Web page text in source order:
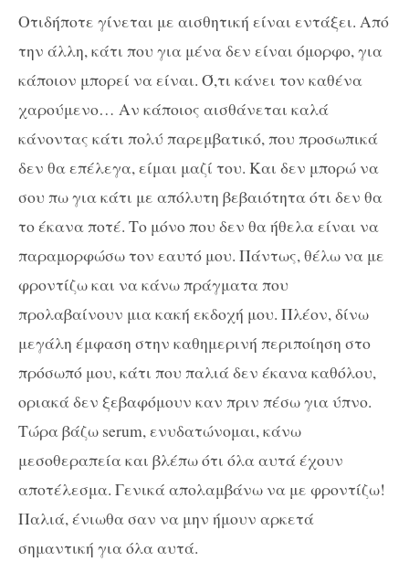
Οτιδήποτε γίνεται με αισθητική είναι εντάξει. Από
την άλλη, κάτι που για μένα δεν είναι όμορφο, για
κάποιον μπορεί να είναι. Ό,τι κάνει τον καθένα
χαρούμενο… Αν κάποιος αισθάνεται καλά
κάνοντας κάτι πολύ παρεμβατικό, που προσωπικά
δεν θα επέλεγα, είμαι μαζί του. Και δεν μπορώ να
σου πω για κάτι με απόλυτη βεβαιότητα ότι δεν θα
το έκανα ποτέ. Το μόνο που δεν θα ήθελα είναι να
παραμορφώσω τον εαυτό μου. Πάντως, θέλω να με
φροντίζω και να κάνω πράγματα που
προλαβαίνουν μια κακή εκδοχή μου. Πλέον, δίνω
μεγάλη έμφαση στην καθημερινή περιποίηση στο
πρόσωπό μου, κάτι που παλιά δεν έκανα καθόλου,
οριακά δεν ξεβαφόμουν καν πριν πέσω για ύπνο.
Τώρα βάζω serum, ενυδατώνομαι, κάνω
μεσοθεραπεία και βλέπω ότι όλα αυτά έχουν
αποτέλεσμα. Γενικά απολαμβάνω να με φροντίζω!
Παλιά, ένιωθα σαν να μην ήμουν αρκετά
σημαντική για όλα αυτά.